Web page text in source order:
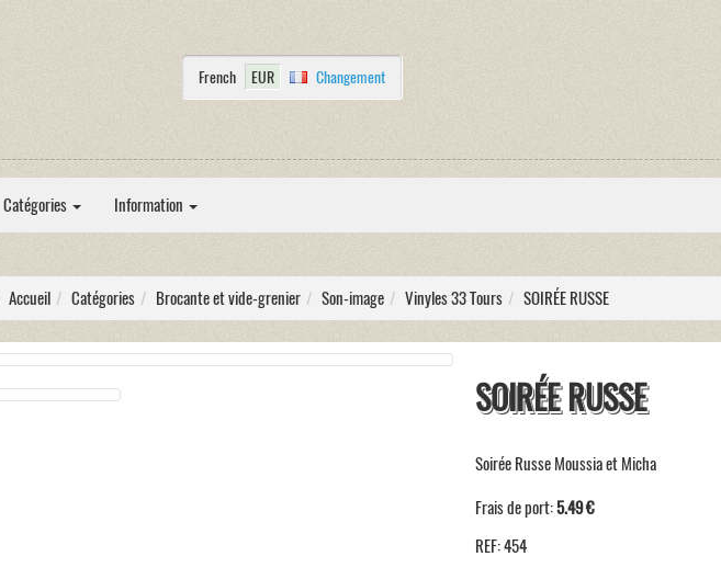
French EUR Changement
Catégories Information
Accueil Catégories Brocante et vide-grenier Son-image Vinyles 33 Tours SOIRÉE RUSSE
SOIRÉE RUSSE
Soirée Russe Moussia et Micha
Frais de port:5.49 €
REF:454